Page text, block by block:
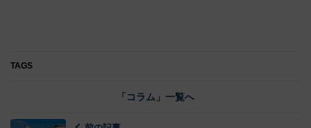
TAGS
「コラム」一覧へ